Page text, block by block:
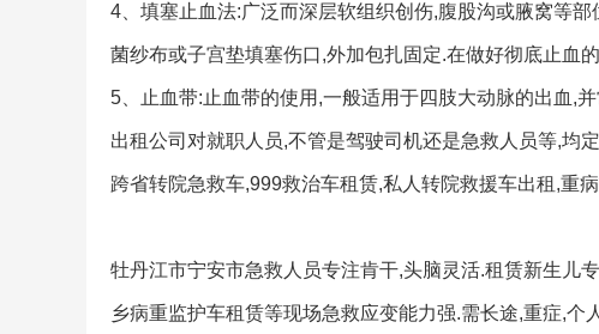
4、填塞止血法:广泛而深层软组织创伤,腹股沟或腋窝等
菌纱布或子宫垫填塞伤口,外加包扎固定.在做好彻底止血
5、止血带:止血带的使用,一般适用于四肢大动脉的出血,
出租公司对就职人员,不管是驾驶司机还是急救人员等,均
跨省转院急救车,999救治车租赁,私人转院救援车出租,重
牡丹江市宁安市急救人员专注肯干,头脑灵活.租赁新生儿
乡病重监护车租赁等现场急救应变能力强.需长途,重症,